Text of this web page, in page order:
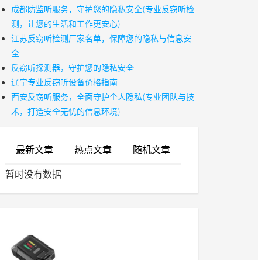
成都防监听服务，守护您的隐私安全(专业反窃听检
测，让您的生活和工作更安心)
江苏反窃听检测厂家名单，保障您的隐私与信息安
全
反窃听探测器，守护您的隐私安全
辽宁专业反窃听设备价格指南
西安反窃听服务，全面守护个人隐私(专业团队与技
术，打造安全无忧的信息环境)
最新文章 热点文章 随机文章
暂时没有数据